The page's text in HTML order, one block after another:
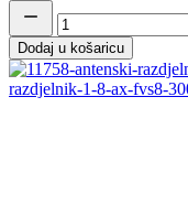
Dodaj u košaricu